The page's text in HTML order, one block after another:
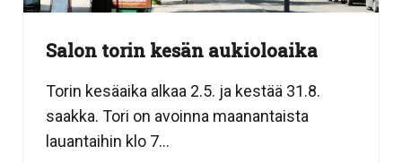
Salon torin kesän aukioloaika
Torin kesäaika alkaa 2.5. ja kestää 31.8.
saakka. Tori on avoinna maanantaista
lauantaihin klo 7...